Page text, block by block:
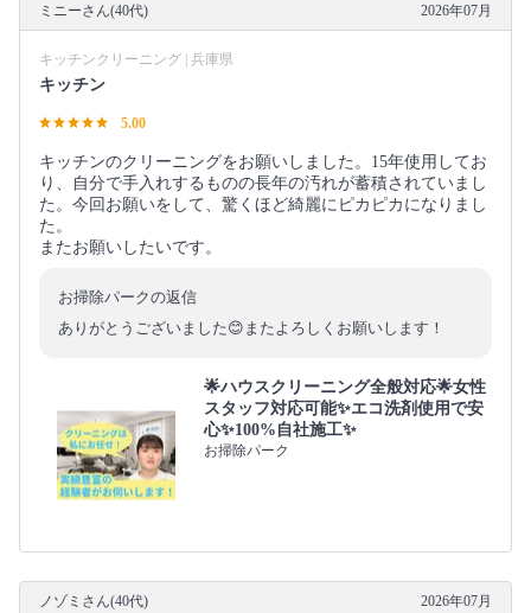
ミニーさん(40代) 2026年07月
キッチンクリーニング | 兵庫県
キッチン
5.00
キッチンのクリーニングをお願いしました。15年使用してお
り、自分で手入れするものの長年の汚れが蓄積されていまし
た。今回お願いをして、驚くほど綺麗にピカピカになりまし
た。
またお願いしたいです。
お掃除パークの返信
ありがとうございました😊またよろしくお願いします！
🌟ハウスクリーニング全般対応🌟女性
スタッフ対応可能✨エコ洗剤使用で安
心✨100%自社施工✨
お掃除パーク
ノゾミさん(40代) 2026年07月